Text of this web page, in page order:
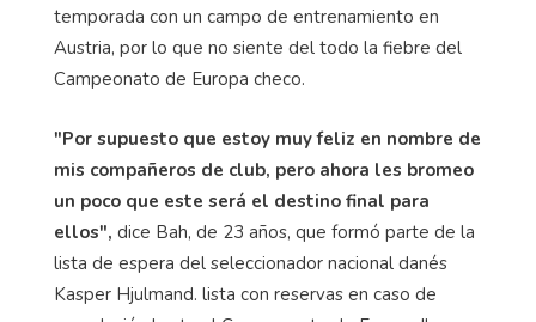
temporada con un campo de entrenamiento en
Austria, por lo que no siente del todo la fiebre del
Campeonato de Europa checo.
"Por supuesto que estoy muy feliz en nombre de
mis compañeros de club, pero ahora les bromeo
un poco que este será el destino final para
ellos", dice Bah, de 23 años, que formó parte de la
lista de espera del seleccionador nacional danés
Kasper Hjulmand. lista con reservas en caso de